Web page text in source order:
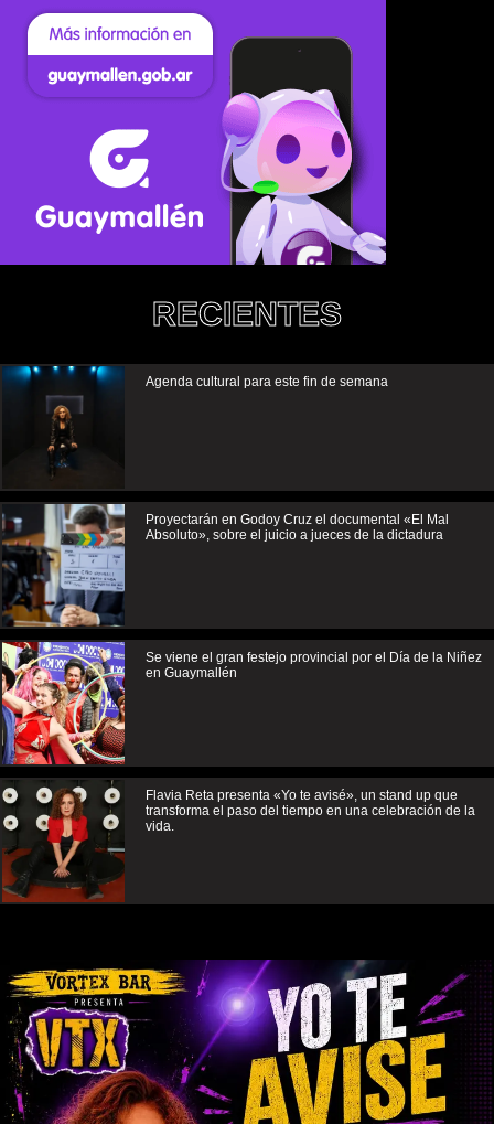
RECIENTES
Agenda cultural para este fin de semana
Proyectarán en Godoy Cruz el documental «El Mal
Absoluto», sobre el juicio a jueces de la dictadura
Se viene el gran festejo provincial por el Día de la Niñez
en Guaymallén
Flavia Reta presenta «Yo te avisé», un stand up que
transforma el paso del tiempo en una celebración de la
vida.